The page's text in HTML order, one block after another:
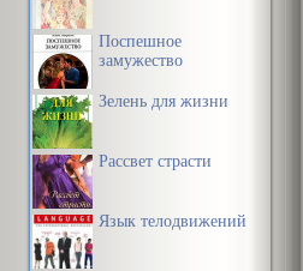
Поспешное
замужество
Зелень для жизни
Рассвет страсти
Язык телодвижений